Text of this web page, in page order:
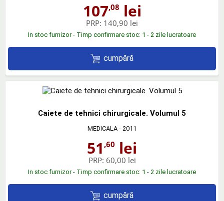
107,08 lei
PRP: 140,90 lei
In stoc furnizor - Timp confirmare stoc: 1 - 2 zile lucratoare
cumpără
Caiete de tehnici chirurgicale. Volumul 5
MEDICALA - 2011
51 ,60 lei
PRP: 60,00 lei
In stoc furnizor - Timp confirmare stoc: 1 - 2 zile lucratoare
cumpără